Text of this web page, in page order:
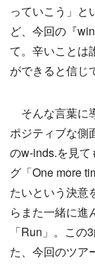
っていこう」と
ど、今回の『
て。辛いことは
ができると信じ
そんな言葉に
ポジティブな側
のw-inds.を見て
グ「One more
たいという決意
らまた一緒に進
「Run」。こ
た、今回のツア